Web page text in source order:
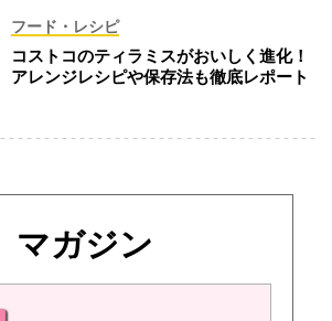
フード・レシピ
コストコのティラミスがおいしく進化！
アレンジレシピや保存法も徹底レポート
マガジン